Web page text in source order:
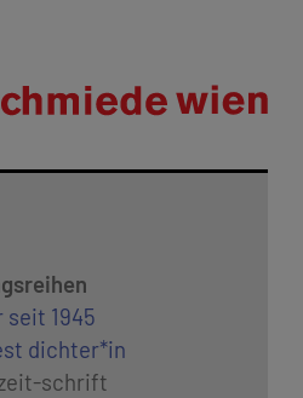
1945
dichter*in
schrift